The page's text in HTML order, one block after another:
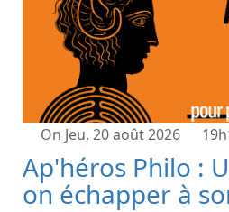
On Jeu. 20 août 2026
Ap'héros Philo :
on échapper à